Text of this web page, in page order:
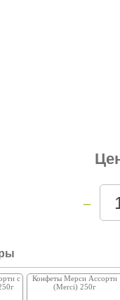
–
с
Конфеты Мерси Ассорти
(Merci) 250г